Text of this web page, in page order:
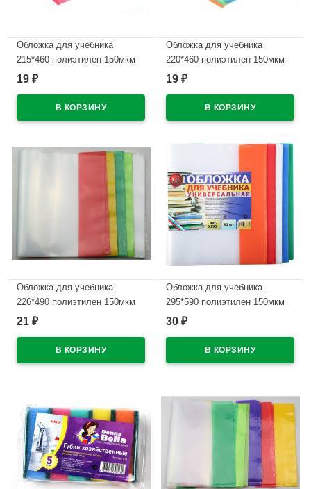
Обложка для учебника
215*460 полиэтилен 150мкм
универсальные М арт У 215
19 ₽
Обложка для учебника
220*460 полиэтилен 150мкм
универсальнаяМ арт У 22
19 ₽
Обложка для учебника
226*490 полиэтилен 150мкм
универсальная М арт У 226
21 ₽
Обложка для учебника
295*590 полиэтилен 150мкм
универсальная М арт У 295
30 ₽